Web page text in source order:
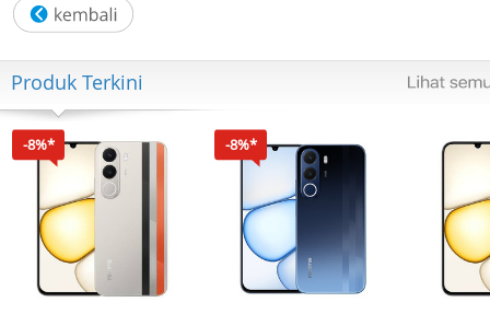
Bahan Tali: Silikon
Bahan Gesper: Aluminium
Pengait Tali: Half Buckle
Bahan Casing: Material bio-sourced
Warna: Putih
Warna Tali: Putih
Warna Dial: Putih
Warna Casing: Putih
Garansi Resmi 2 Tahun
Kelengkapan Paket :
- Free Box
- Jam Tangan
- Kartu Garansi Resmi
Produk Terkini
-8%* -8%*